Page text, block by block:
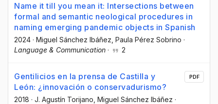
Name it till you mean it: Intersections between
formal and semantic neological procedures in
naming emerging pandemic objects in Spanish
2024 · Miguel Sánchez Ibáñez , Paula Pérez Sobrino ·
Language & Communication · 2
Gentilicios en la prensa de Castilla y
León: ¿innovación o conservadurismo?
2018 · J. Agustín Torijano , Miguel Sánchez Ibáñez ·
PDF